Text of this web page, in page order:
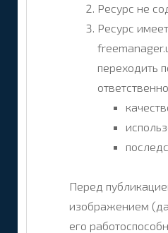
Ресурс не
Ресурс
переходить
Перед
изображением
его